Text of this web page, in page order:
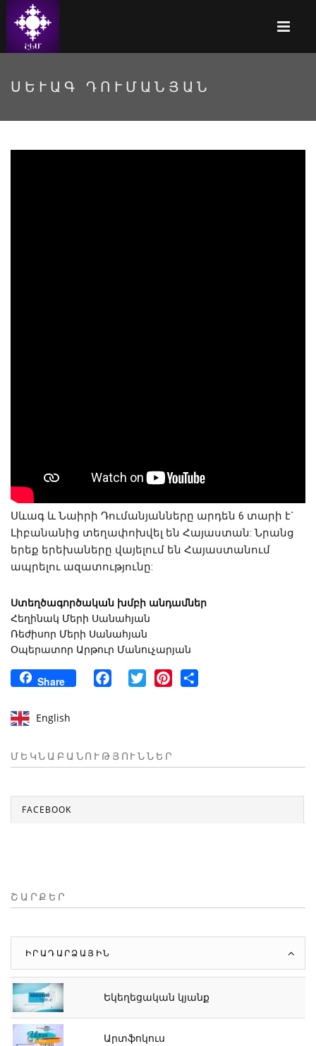
ՍԵՒԱԳ ԴՈՒՄԱՆՅԱՆ
Սևագ և Նաիրի Դումանյանները արդեն 6 տարի է`
Լիբանանից տեղափոխվել են Հայաստան: Նրանց
երեք երեխաները վայելում են Հայաստանում
ապրելու ազատությունը:
Ստեղծագործական խմբի անդամներ
Հեղինակ Մերի Սանահյան
Ռեժիսոր Մերի Սանահյան
Օպերատոր Արթուր Մանուչարյան
Share FacebookTwitter Pinterest
English
ՄԵԿՆԱԲԱՆՈՒԹՅՈՒՆՆԵՐ
FACEBOOK
ՇԱՐՔԵՐ
ԻՐԱԴԱՐՁԱՅԻՆ
Եկեղեցական կյանք
Արտֆոկուս